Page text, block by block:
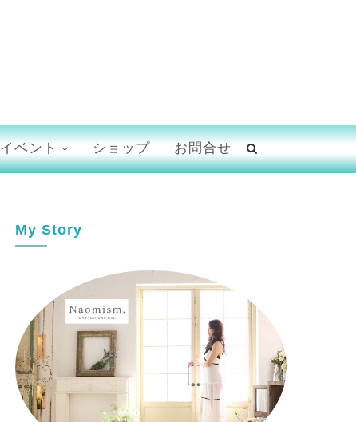
イベント ショップ お問合せ
My Story